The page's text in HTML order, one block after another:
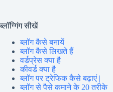
ब्लॉग्गिंग सीखें
ब्लॉग कैसे बनायें
ब्लॉग कैसे लिखते हैं
वर्डप्रेस क्या है
कीवर्ड क्या है
ब्लॉग पर ट्रेफिक कैसे बढ़ाएं |
ब्लॉग से पैसे कमाने के 20 तरीके